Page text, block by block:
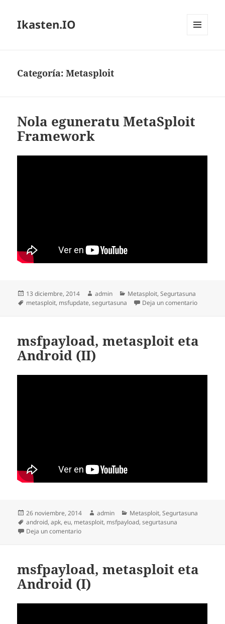
Ikasten.IO
Categoría:Metasploit
Nola eguneratu MetaSploit
Framework
Publicado
el
13 diciembre, 2014 Autor
admin Categorías
Metasploit,Segurtasuna
Etiquetas
metasploit, msfupdate,segurtasuna Deja un comentarioen Nola
msfpayload, metasploit eta
Android (II)
Publicado
el
26 noviembre, 2014 Autor
admin Categorías
Metasploit,Segurtasuna
Etiquetas
android,apk,eu, metasploit, msfpayload,segurtasuna
Deja un comentarioen msfpayload, metasploit eta Android (II)
msfpayload, metasploit eta
Android (I)